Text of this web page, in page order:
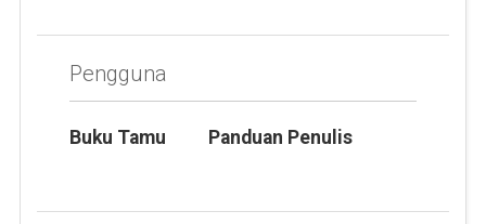
Pengguna
Buku Tamu Panduan Penulis